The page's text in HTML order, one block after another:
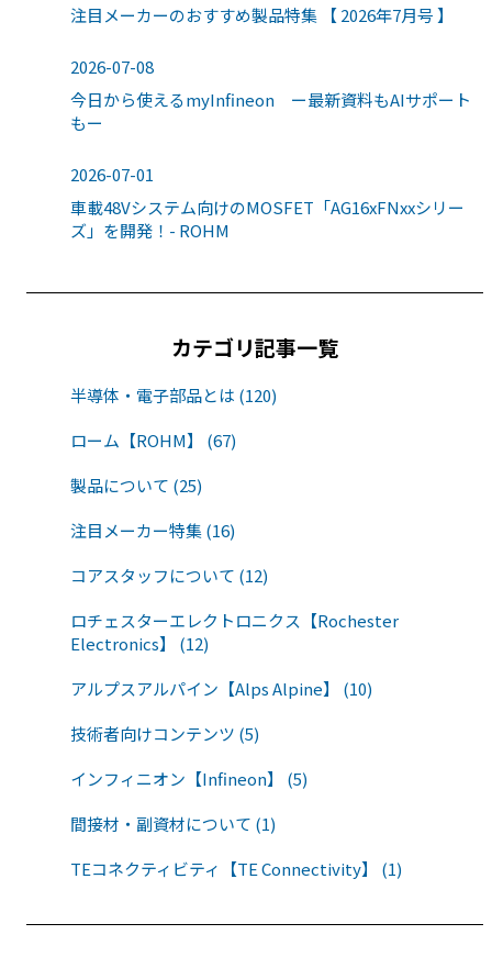
注目メーカーのおすすめ製品特集 【 2026年7月号 】
2026-07-08
今日から使えるmyInfineon ー最新資料もAIサポート
もー
2026-07-01
車載48Vシステム向けのMOSFET「AG16xFNxxシリー
ズ」を開発！- ROHM
カテゴリ記事一覧
半導体・電子部品とは (120)
ローム【ROHM】 (67)
製品について (25)
注目メーカー特集 (16)
コアスタッフについて (12)
ロチェスターエレクトロニクス【Rochester
Electronics】 (12)
アルプスアルパイン【Alps Alpine】 (10)
技術者向けコンテンツ (5)
インフィニオン【Infineon】 (5)
間接材・副資材について (1)
TEコネクティビティ【TE Connectivity】 (1)